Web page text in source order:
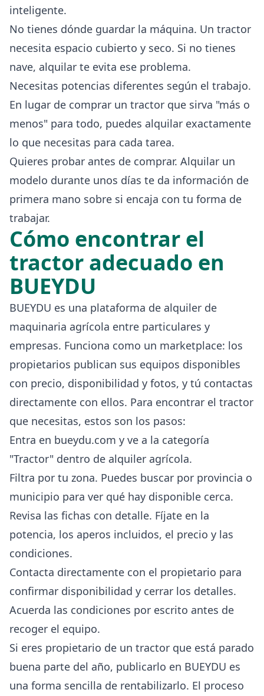
inteligente.
No tienes dónde guardar la máquina. Un tractor
necesita espacio cubierto y seco. Si no tienes
nave, alquilar te evita ese problema.
Necesitas potencias diferentes según el trabajo.
En lugar de comprar un tractor que sirva "más o
menos" para todo, puedes alquilar exactamente
lo que necesitas para cada tarea.
Quieres probar antes de comprar. Alquilar un
modelo durante unos días te da información de
primera mano sobre si encaja con tu forma de
trabajar.
Cómo encontrar el
tractor adecuado en
BUEYDU
BUEYDU es una plataforma de alquiler de
maquinaria agrícola entre particulares y
empresas. Funciona como un marketplace: los
propietarios publican sus equipos disponibles
con precio, disponibilidad y fotos, y tú contactas
directamente con ellos. Para encontrar el tractor
que necesitas, estos son los pasos:
Entra en bueydu.com y ve a la categoría
"Tractor" dentro de alquiler agrícola.
Filtra por tu zona. Puedes buscar por provincia o
municipio para ver qué hay disponible cerca.
Revisa las fichas con detalle. Fíjate en la
potencia, los aperos incluidos, el precio y las
condiciones.
Contacta directamente con el propietario para
confirmar disponibilidad y cerrar los detalles.
Acuerda las condiciones por escrito antes de
recoger el equipo.
Si eres propietario de un tractor que está parado
buena parte del año, publicarlo en BUEYDU es
una forma sencilla de rentabilizarlo. El proceso